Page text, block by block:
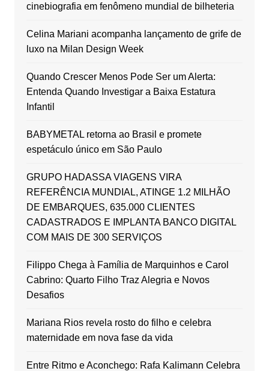
cinebiografia em fenômeno mundial de bilheteria
Celina Mariani acompanha lançamento de grife de
luxo na Milan Design Week
Quando Crescer Menos Pode Ser um Alerta:
Entenda Quando Investigar a Baixa Estatura
Infantil
BABYMETAL retorna ao Brasil e promete
espetáculo único em São Paulo
GRUPO HADASSA VIAGENS VIRA
REFERÊNCIA MUNDIAL, ATINGE 1.2 MILHÃO
DE EMBARQUES, 635.000 CLIENTES
CADASTRADOS E IMPLANTA BANCO DIGITAL
COM MAIS DE 300 SERVIÇOS
Filippo Chega à Família de Marquinhos e Carol
Cabrino: Quarto Filho Traz Alegria e Novos
Desafios
Mariana Rios revela rosto do filho e celebra
maternidade em nova fase da vida
Entre Ritmo e Aconchego: Rafa Kalimann Celebra